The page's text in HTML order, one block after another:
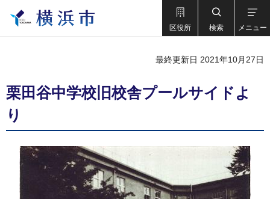
区役所 検索 メニュー
最終更新日 2021年10月27日
栗田谷中学校旧校舎プールサイドよ
り